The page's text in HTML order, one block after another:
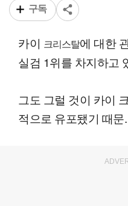
구독
카이 크리스탈에 대한
실검 1위를 차지하고
그도 그럴 것이 카이
적으로 유포됐기 때문.